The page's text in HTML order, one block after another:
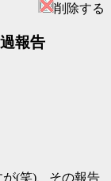
削除する
報告
(笑)、その報告